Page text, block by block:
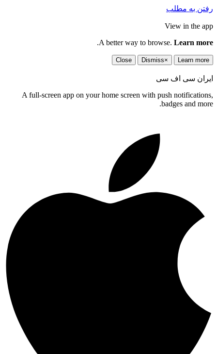
رفتن به مطلب
View in the app
A better way to browse. Learn more
.
Learn more
×
Dismiss
Close
ایران سی اف سی
A full-screen app on your home screen with push notifications,
badges and more.